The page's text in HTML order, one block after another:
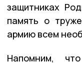
защитниках
память о
армию всем
Напомним,